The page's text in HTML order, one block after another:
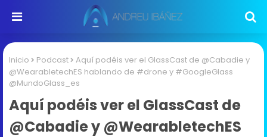
Inicio Podcast
Aquí podéis ver el GlassCast de @Cabadie y
@WearabletechES hablando de #drone y #GoogleGlass
@MundoGlass_es
Aquí podéis ver el GlassCast de
@Cabadie y @WearabletechES